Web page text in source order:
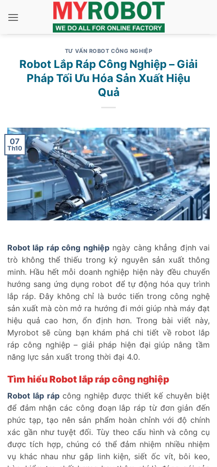
qua
TƯ VẤN ROBOT CÔNG NGHIỆP
Robot Lắp Ráp Công Nghiệp – Giải
Pháp Tối Ưu Hóa Sản Xuất Hiệu
Quả
07
Th10
Robot lắp ráp công nghiệp ngày càng khẳng định vai
trò không thể thiếu trong kỷ nguyên sản xuất thông
minh. Hầu hết mỗi doanh nghiệp hiện này đều chuyển
hướng sang ứng dụng robot để tự động hóa quy trình
lắp ráp. Đây không chỉ là bước tiến trong công nghệ
sản xuất mà còn mở ra hướng đi mới giúp nhà máy đạt
hiệu quả cao hơn, ổn định hơn. Trong bài viết này,
Myrobot sẽ cùng bạn khám phá chi tiết về robot lắp
ráp công nghiệp – giải pháp hiện đại giúp nâng tầm
năng lực sản xuất trong thời đại 4.0.
Tìm hiểu Robot lắp ráp công nghiệp
Robot lắp rápcông nghiệp được thiết kế chuyên biệt
để đảm nhận các công đoạn lắp ráp từ đơn giản đến
phức tạp, tạo nên sản phẩm hoàn chỉnh với độ chính
xác gần như tuyệt đối. Tùy theo cấu hình và công cụ
được tích hợp, chúng có thể đảm nhiệm nhiều nhiệm
vụ khác nhau như gắp linh kiện, siết ốc vít, bôi keo,